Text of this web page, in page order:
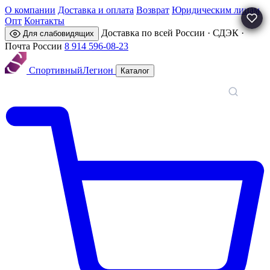
О компании Доставка и оплата Возврат Юридическим лицам
Опт Контакты
Для слабовидящих
Доставка по всей России · СДЭК ·
Почта России 8 914 596-08-23
СпортивныйЛегион Каталог